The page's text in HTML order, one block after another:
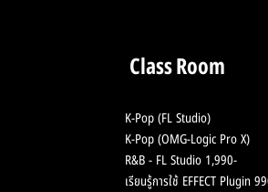
Class Room
K-Pop (FL Studio)
K-Pop (OMG-Logic Pro X)
R&B - FL Studio 1,990-
เรียนรู้การใช้ EFFECT Plugin